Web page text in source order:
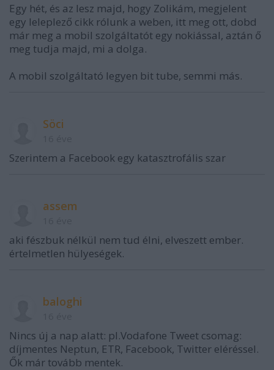
Egy hét, és az lesz majd, hogy Zolikám, megjelent
egy leleplező cikk rólunk a weben, itt meg ott, dobd
már meg a mobil szolgáltatót egy nokiással, aztán ő
meg tudja majd, mi a dolga.
A mobil szolgáltató legyen bit tube, semmi más.
Söci
Szerintem a Facebook egy katasztrofális szar
assem
aki fészbuk nélkül nem tud élni, elveszett ember.
értelmetlen hülyeségek.
baloghi
Nincs új a nap alatt: pl.Vodafone Tweet csomag:
díjmentes Neptun, ETR, Facebook, Twitter eléréssel.
Ők már tovább mentek.